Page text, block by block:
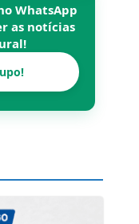
WhatsApp
as notícias
!